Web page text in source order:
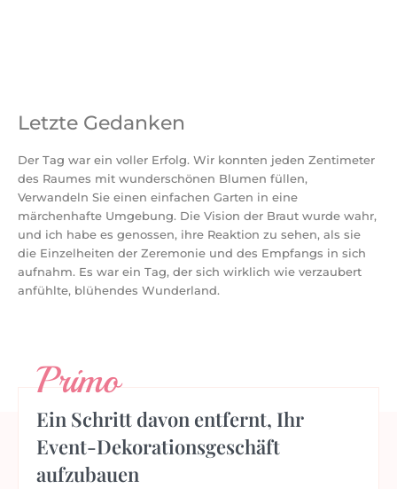
Letzte Gedanken
Der Tag war ein voller Erfolg. Wir konnten jeden Zentimeter
des Raumes mit wunderschönen Blumen füllen,
Verwandeln Sie einen einfachen Garten in eine
märchenhafte Umgebung. Die Vision der Braut wurde wahr,
und ich habe es genossen, ihre Reaktion zu sehen, als sie
die Einzelheiten der Zeremonie und des Empfangs in sich
aufnahm. Es war ein Tag, der sich wirklich wie verzaubert
anfühlte, blühendes Wunderland.
Primo
Ein Schritt davon entfernt, Ihr
Event-Dekorationsgeschäft
aufzubauen